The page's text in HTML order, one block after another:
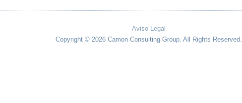
Aviso Legal
Copyright © 2026 Camon Consulting Group. All Rights Reserved.